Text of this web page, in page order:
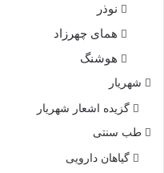
نوذر
هماى چهرزاد
هوشنگ
شهریار
گزیده اشعار شهریار
طب سنتی
گیاهان دارویی